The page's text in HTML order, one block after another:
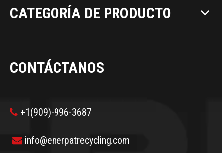
CATEGORÍA DE PRODUCTO
CONTÁCTANOS
 +1(909)-996-3687
 info@enerpatrecycling.com